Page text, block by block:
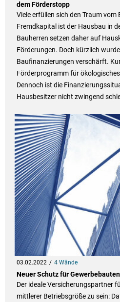
dem Förderstopp
Viele erfüllen sich den Traum vom
Fremdkapital ist der Hausbau in
Bauherren setzen daher auf
Förderungen. Doch kürzlich
Baufinanzierungen verschärft.
Förderprogramm für
Dennoch ist die
Hausbesitzer nicht zwingend
03.02.2022 4 Wände
Neuer Schutz für Gewerbebauten
Der ideale Versicherungspartner
mittlerer Betriebsgröße zu sein: